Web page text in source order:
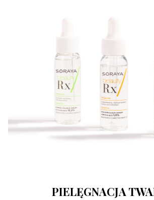
PIELĘGNACJA